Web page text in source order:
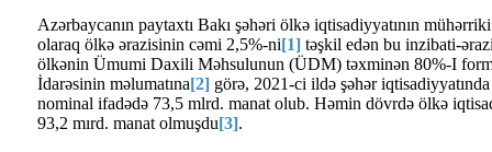
Azərbaycanın paytaxtı Bakı şəhəri ölkə iqtisadiyyatının
olaraq ölkə ərazisinin cəmi 2,5%-ni[1] təşkil edən bu inzibati-
ölkənin Ümumi Daxili Məhsulunun (ÜDM) təxminən 80%-I
İdarəsinin məlumatına[2] görə, 2021-ci ildə şəhər
nominal ifadədə 73,5 mlrd. manat olub. Həmin dövrdə ölkə
93,2 mırd. manat olmuşdu[3].